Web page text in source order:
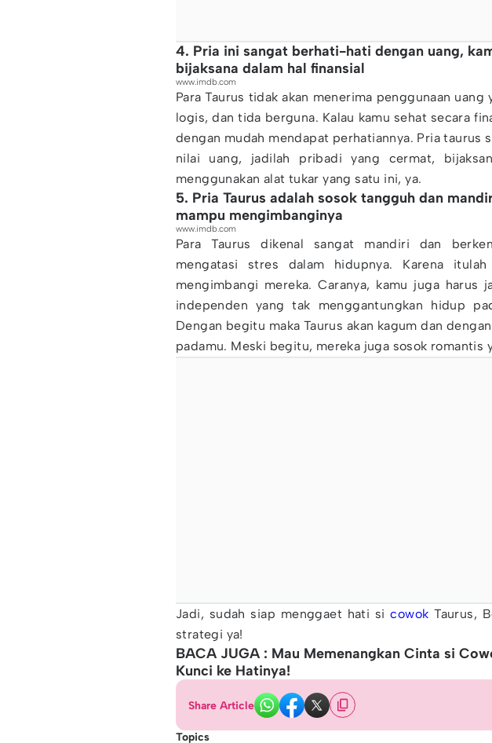
4. Pria ini sangat berhati-hati dengan uang,
bijaksana dalam hal finansial
www.imdb.com
Para Taurus tidak akan menerima penggunaan
logis, dan tida berguna. Kalau kamu sehat secara
dengan mudah mendapat perhatiannya. Pria taurus
nilai uang, jadilah pribadi yang cermat,
menggunakan alat tukar yang satu ini, ya.
5. Pria Taurus adalah sosok tangguh dan
mampu mengimbanginya
www.imdb.com
Para Taurus dikenal sangat mandiri dan
mengatasi stres dalam hidupnya. Karena
mengimbangi mereka. Caranya, kamu juga harus
independen yang tak menggantungkan hidup
Dengan begitu maka Taurus akan kagum dan
padamu. Meski begitu, mereka juga sosok romantis
Jadi, sudah siap menggaet hati sicowok Taurus,
strategi ya!
BACA JUGA : Mau Memenangkan Cinta si
Kunci ke Hatinya!
Share Article
Topics